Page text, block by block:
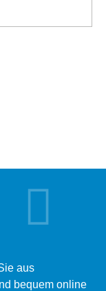
aus
bequem online